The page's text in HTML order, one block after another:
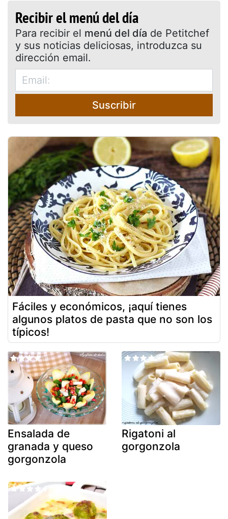
Recibir el menú del día
Para recibir el menú del día de Petitchef
y sus noticias deliciosas, introduzca su
dirección email.
Suscribir
Fáciles y económicos, ¡aquí tienes
algunos platos de pasta que no son los
típicos!
Ensalada de
granada y queso
gorgonzola
Rigatoni al
gorgonzola